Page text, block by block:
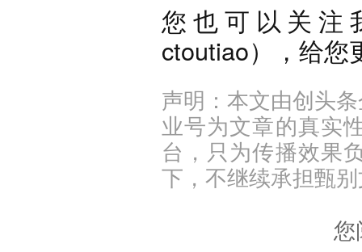
您也可以关注
ctoutiao），给您
声明：本文由创头
业号为文章的真实
台，只为传播效果
下，不继续承担甄
您